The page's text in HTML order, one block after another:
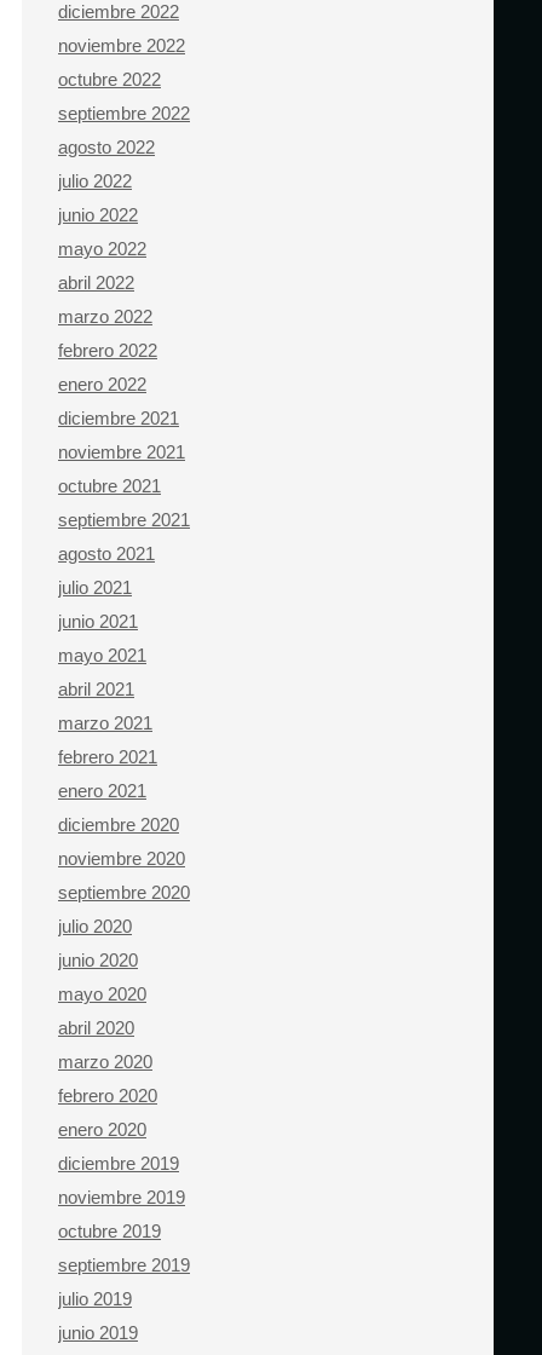
diciembre 2022
noviembre 2022
octubre 2022
septiembre 2022
agosto 2022
julio 2022
junio 2022
mayo 2022
abril 2022
marzo 2022
febrero 2022
enero 2022
diciembre 2021
noviembre 2021
octubre 2021
septiembre 2021
agosto 2021
julio 2021
junio 2021
mayo 2021
abril 2021
marzo 2021
febrero 2021
enero 2021
diciembre 2020
noviembre 2020
septiembre 2020
julio 2020
junio 2020
mayo 2020
abril 2020
marzo 2020
febrero 2020
enero 2020
diciembre 2019
noviembre 2019
octubre 2019
septiembre 2019
julio 2019
junio 2019